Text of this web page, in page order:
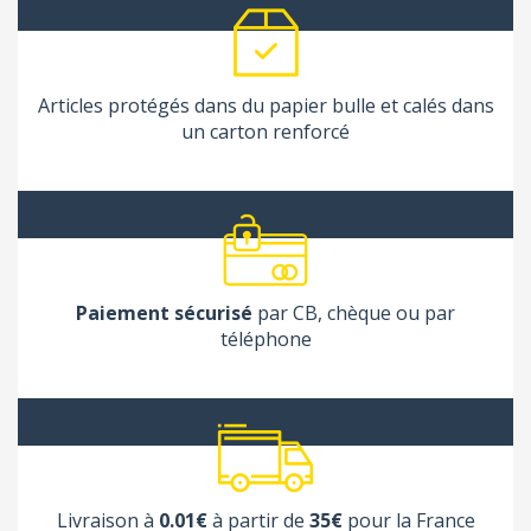
Articles protégés dans du papier bulle et calés dans
un carton renforcé
Paiement sécurisé par CB, chèque ou par
téléphone
Livraison à 0.01€à partir de 35€pour la France